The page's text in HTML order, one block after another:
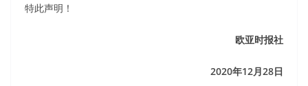
特此声明！
欧亚时报社
2020年12月28日